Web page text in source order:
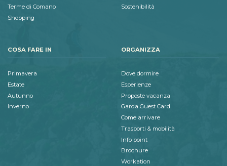
Terme di Comano
Shopping
Sostenibilità
COSA FARE IN
Primavera
Estate
Autunno
Inverno
ORGANIZZA
Dove dormire
Esperienze
Proposte vacanza
Garda Guest Card
Come arrivare
Trasporti & mobilità
Info point
Brochure
Workation